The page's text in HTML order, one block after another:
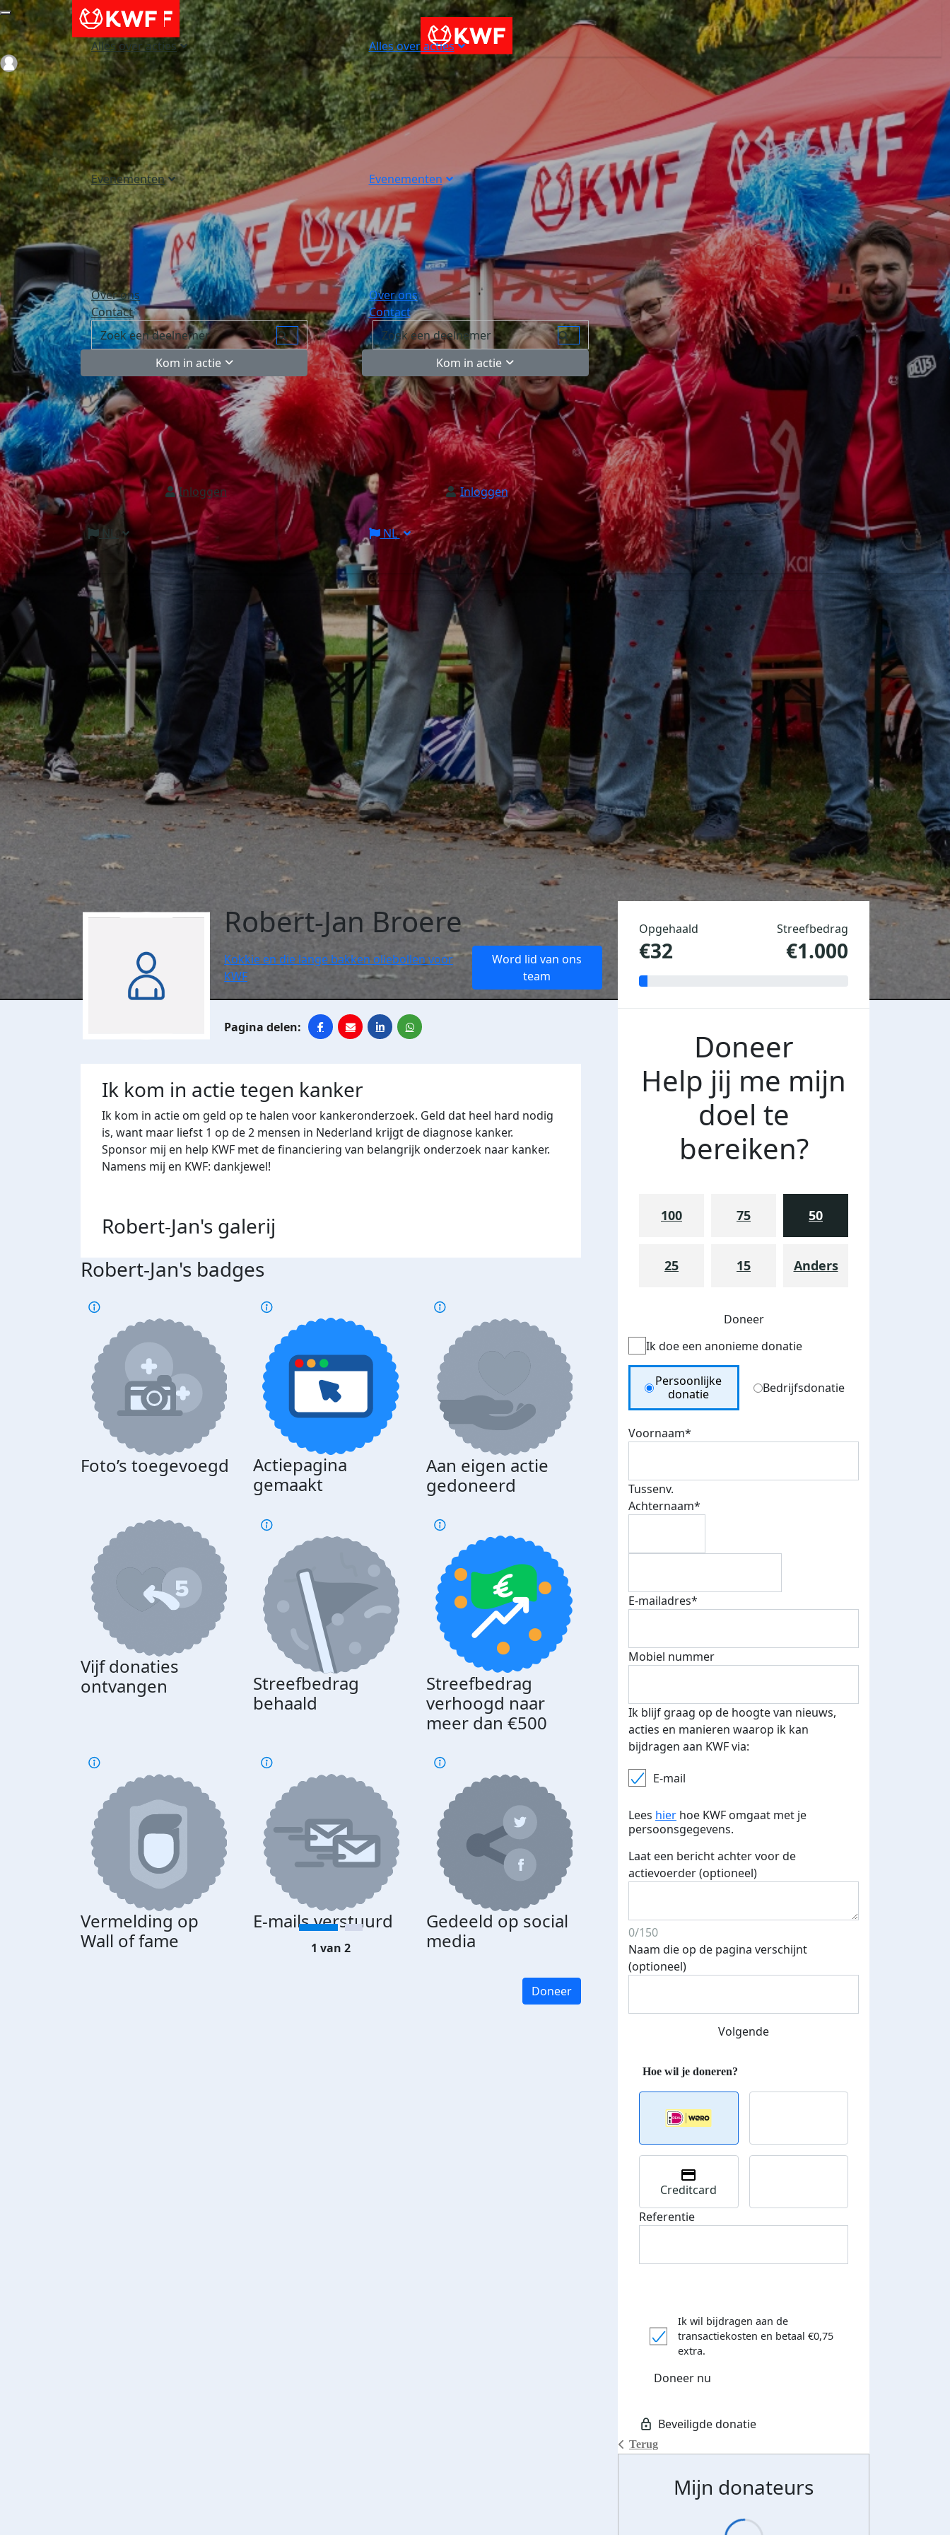
Alles over acties
Evenementen
Over ons
Contact
Kom in actie
Inloggen
NL
Alles over acties
Evenementen
Over ons
Contact
Kom in actie
Inloggen
NL
Login
Robert-Jan Broere
Kokkie en die lange bakken oliebollen voor
KWF
Word lid van ons
team
Ik kom in actie tegen kanker
Ik kom in actie om geld op te halen voor kankeronderzoek. Geld dat heel hard nodig
is, want maar liefst 1 op de 2 mensen in Nederland krijgt de diagnose kanker.
Sponsor mij en help KWF met de financiering van belangrijk onderzoek naar kanker.
Namens mij en KWF: dankjewel!
Robert-Jan's galerij
Robert-Jan's badges
Foto’s toegevoegd
Actiepagina
gemaakt
Aan eigen actie
gedoneerd
Vijf donaties
ontvangen
Streefbedrag
behaald
Streefbedrag
verhoogd naar
meer dan €500
Vermelding op
Wall of fame
E-mails verstuurd
Gedeeld op social
media
bedankt
1 van 2
Doneer
Opgehaald
€32
Streefbedrag
€1.000
Doneer
Help jij me mijn
doel te
bereiken?
100 75 50
25 15 Anders
Doneer
Ik doe een anonieme donatie
Donation Type
Persoonlijke
donatie
Bedrijfsdonatie
Voornaam*
Tussenv.
Achternaam*
E-mailadres*
Mobiel nummer
Ik blijf graag op de hoogte van nieuws,
acties en manieren waarop ik kan
bijdragen aan KWF via:
E-mail
Lees hier hoe KWF omgaat met je
persoonsgegevens.
Laat een bericht achter voor de
actievoerder (optioneel)
0/150
Naam die op de pagina verschijnt
(optioneel)
Volgende
Terug
Creditcard
Referentie
Ik wil bijdragen aan de
transactiekosten en betaal €0,75
extra.
Doneer nu
Mijn donateurs